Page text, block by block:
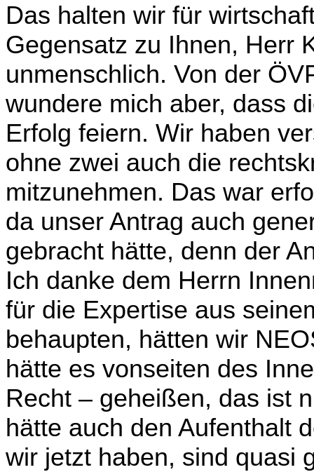
Das halten wir für
Gegensatz zu Ihnen, Herr
unmenschlich. Von der
wundere mich aber, dass
Erfolg feiern. Wir haben
ohne zwei auch die
mitzunehmen. Das war
da unser Antrag auch
gebracht hätte, denn der
Ich danke dem Herrn
für die Expertise aus
behaupten, hätten wir
hätte es von­seiten des
Recht – geheißen, das ist
hätte auch den Aufenthalt
wir jetzt haben, sind quasi